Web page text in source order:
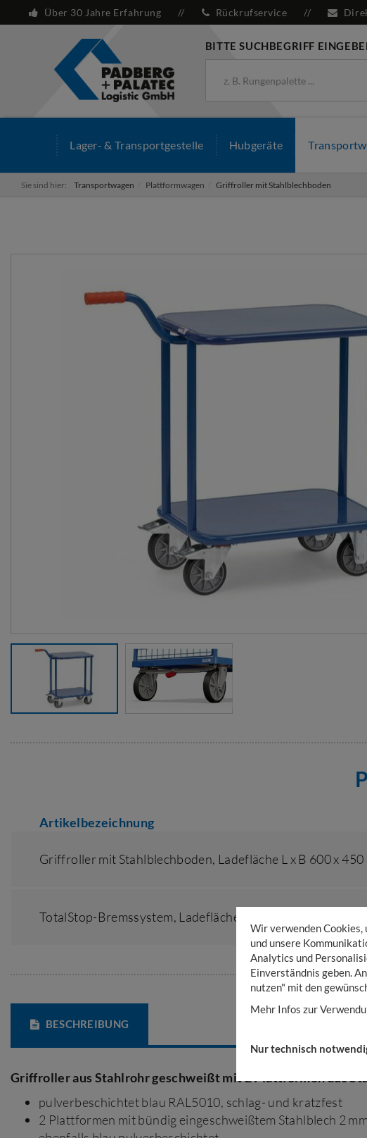
Über 30 Jahre Erfahrung Rückrufservice
BITTE SUCHBEGRIFF
Lager- & Transportgestelle Hubgeräte
Sie sind hier: Transportwagen Plattformwagen Griffroller mit Stahlblechboden
Artikelbezeichnung
Griffroller mit Stahlblechboden, Ladefläche L x B 600 x 450
TotalStop-Bremssystem, Ladefläche L x B TotalStop mm
BESCHREIBUNG
Griffroller aus Stahlrohr geschweißt mit 2 Plattformen aus
pulverbeschichtet blau RAL5010, schlag- und kratzfest
2 Plattformen mit bündig eingeschweißtem Stahlblech 2
Wir verwenden Cookies,
und unsere
Analytics und
Einverständnis geben.
nutzen" mit den
Mehr Infos zur
Nur technisch